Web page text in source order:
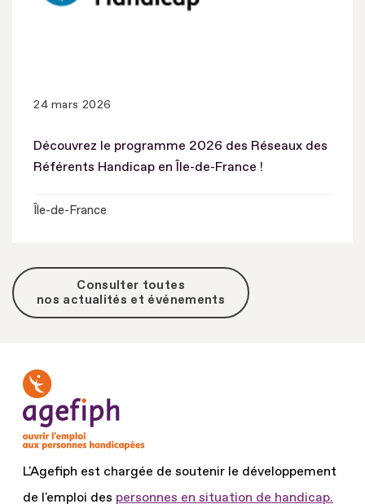
24 mars 2026
Découvrez le programme 2026 des Réseaux des
Référents Handicap en Île-de-France !
Île-de-France
Consulter toutes
nos actualités et événements
L'Agefiph est chargée de soutenir le développement
de l'emploi des personnes en situation de handicap.